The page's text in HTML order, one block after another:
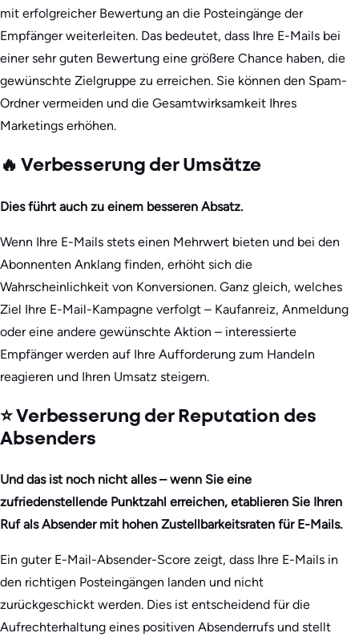
mit erfolgreicher Bewertung an die Posteingänge der
Empfänger weiterleiten. Das bedeutet, dass Ihre E-Mails bei
einer sehr guten Bewertung eine größere Chance haben, die
gewünschte Zielgruppe zu erreichen. Sie können den Spam-
Ordner vermeiden und die Gesamtwirksamkeit Ihres
Marketings erhöhen.
🔥 Verbesserung der Umsätze
Dies führt auch zu einem besseren Absatz.
Wenn Ihre E-Mails stets einen Mehrwert bieten und bei den
Abonnenten Anklang finden, erhöht sich die
Wahrscheinlichkeit von Konversionen. Ganz gleich, welches
Ziel Ihre E-Mail-Kampagne verfolgt – Kaufanreiz, Anmeldung
oder eine andere gewünschte Aktion – interessierte
Empfänger werden auf Ihre Aufforderung zum Handeln
reagieren und Ihren Umsatz steigern.
⭐ Verbesserung der Reputation des
Absenders
Und das ist noch nicht alles – wenn Sie eine
zufriedenstellende Punktzahl erreichen, etablieren Sie Ihren
Ruf als Absender mit hohen Zustellbarkeitsraten für E-Mails.
Ein guter E-Mail-Absender-Score zeigt, dass Ihre E-Mails in
den richtigen Posteingängen landen und nicht
zurückgeschickt werden. Dies ist entscheidend für die
Aufrechterhaltung eines positiven Absenderrufs und stellt